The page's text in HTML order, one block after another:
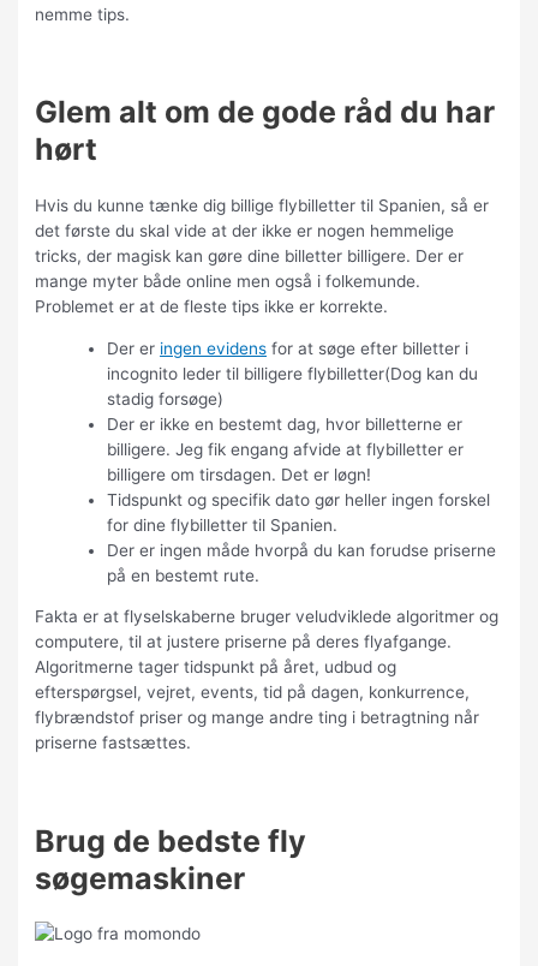
nemme tips.
Glem alt om de gode råd du har
hørt
Hvis du kunne tænke dig billige flybilletter til Spanien, så er
det første du skal vide at der ikke er nogen hemmelige
tricks, der magisk kan gøre dine billetter billigere. Der er
mange myter både online men også i folkemunde.
Problemet er at de fleste tips ikke er korrekte.
Der er ingen evidens for at søge efter billetter i
incognito leder til billigere flybilletter(Dog kan du
stadig forsøge)
Der er ikke en bestemt dag, hvor billetterne er
billigere. Jeg fik engang afvide at flybilletter er
billigere om tirsdagen. Det er løgn!
Tidspunkt og specifik dato gør heller ingen forskel
for dine flybilletter til Spanien.
Der er ingen måde hvorpå du kan forudse priserne
på en bestemt rute.
Fakta er at flyselskaberne bruger veludviklede algoritmer og
computere, til at justere priserne på deres flyafgange.
Algoritmerne tager tidspunkt på året, udbud og
efterspørgsel, vejret, events, tid på dagen, konkurrence,
flybrændstof priser og mange andre ting i betragtning når
priserne fastsættes.
Brug de bedste fly
søgemaskiner